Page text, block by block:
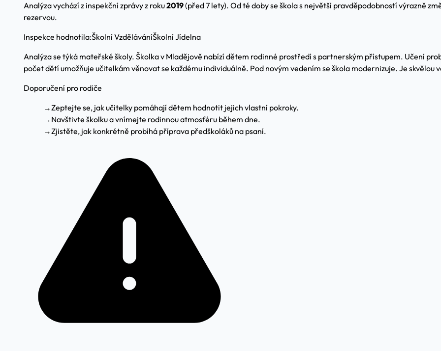
Analýza vychází z inspekční zprávy z roku2019(před 7 lety). Od té doby se škola s největší pravděpodobností výrazně
rezervou.
Inspekce hodnotila:Školní VzděláváníŠkolní Jídelna
Analýza se týká mateřské školy. Školka v Mladějově nabízí dětem rodinné prostředí s partnerským přístupem. Učení
počet dětí umožňuje učitelkám věnovat se každému individuálně. Pod novým vedením se škola modernizuje. Je
Doporučení pro rodiče
→Zeptejte se, jak učitelky pomáhají dětem hodnotit jejich vlastní pokroky.
→ Navštivte školku a vnímejte rodinnou atmosféru během dne.
→Zjistěte, jak konkrétně probíhá příprava předškoláků na psaní.